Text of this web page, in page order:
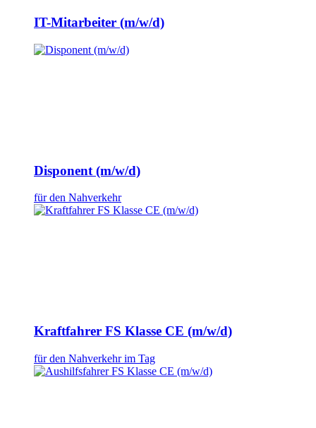
IT-Mitarbeiter (m/w/d)
Disponent (m/w/d)
für den Nahverkehr
Kraftfahrer FS Klasse CE (m/w/d)
für den Nahverkehr im Tag